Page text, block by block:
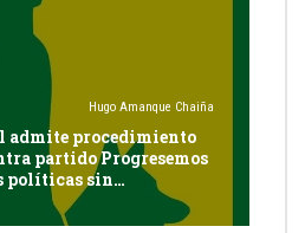
Hugo Amanque Chaiña
admite procedimiento
partido Progresemos
políticas sin